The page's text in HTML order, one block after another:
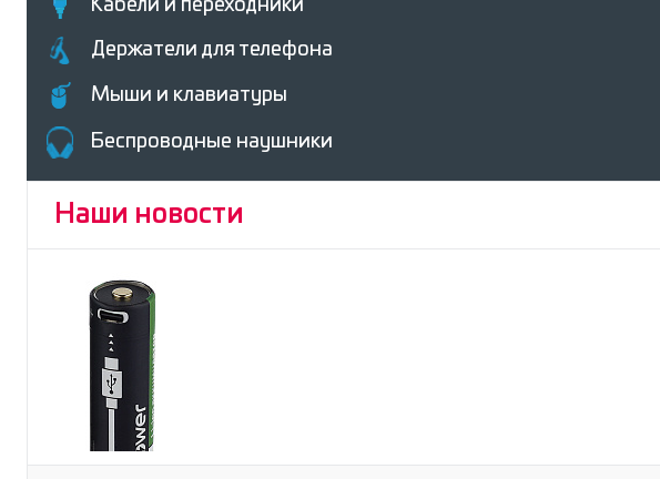
Кабели и переходники
Держатели для телефона
Мыши и клавиатуры
Беcпроводные наушники
Наши новости